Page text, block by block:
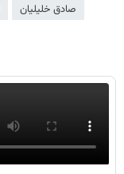
صادق خلیلیان